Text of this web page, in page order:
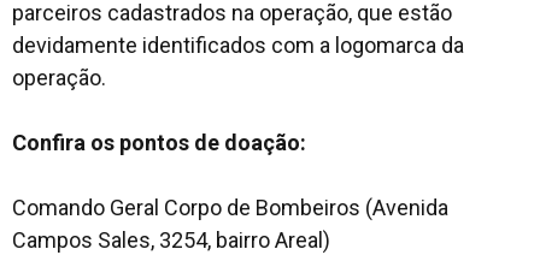
parceiros cadastrados na operação, que estão
devidamente identificados com a logomarca da
operação.
Confira os pontos de doação:
Comando Geral Corpo de Bombeiros (Avenida
Campos Sales, 3254, bairro Areal)